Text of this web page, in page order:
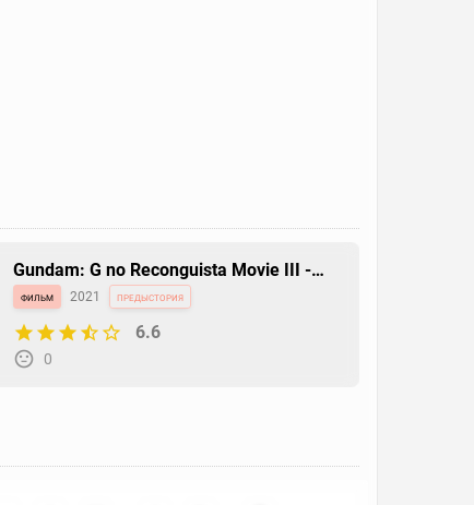
Gundam: G no Reconguista Movie III -
Uchuu kara no Isan
фильм 2021 предыстория
6.6
0